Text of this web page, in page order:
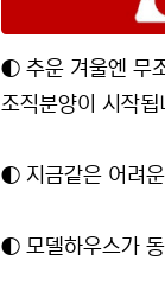
◐ 추운 겨울엔 무
조직분양이 시작됩
◐ 지금같은 어려
◐ 모델하우스가